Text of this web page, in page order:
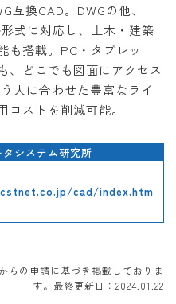
互換CAD。DWGの他、
式に対応し、土木・建築
も搭載。PC・タブレッ
、どこでも図面にアクセス
人に合わせた豊富なライ
ストを削減可能。
システム研究所
cad/index.htm
の申請に基づき掲載しておりま
す。最終更新日：2024.01.22